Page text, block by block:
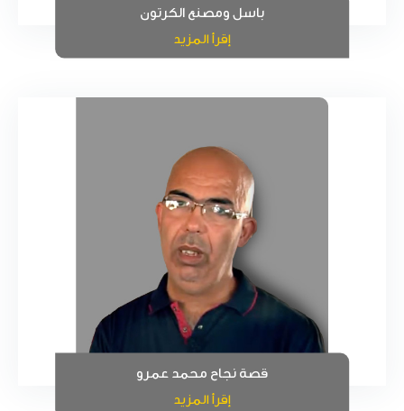
باسل ومصنع الكرتون
إقرأ المزيد
قصة نجاح محمد عمرو
إقرأ المزيد